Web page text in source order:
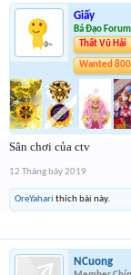
Giấy
Bá Đạo Forum
Thất Vũ Hải
Wanted
Sân chơi của ctv
12 Tháng bảy 2019
OreYahari thích bài này.
NCuong